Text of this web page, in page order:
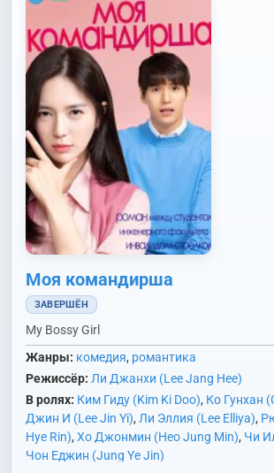
Моя командирша
ЗАВЕРШЁН
My Bossy Girl
Жанры: комедия, романтика
Режиссёр: Ли Джанхи (Lee Jang Hee)
В ролях: Ким Гиду (Kim Ki Doo), Ко Гунхан
Джин И (Lee Jin Yi), Ли Эллия (Lee Elliya),
Hye Rin), Хо Джонмин (Heo Jung Min), Чи
Чон Еджин (Jung Ye Jin)